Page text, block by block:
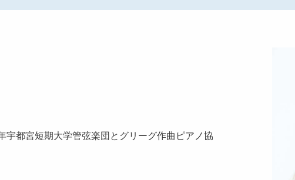
回
宇都宮短期大学管弦楽団とグリーグ作曲ピアノ協